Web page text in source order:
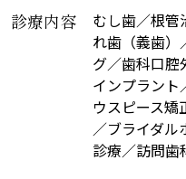
診療内容
むし歯／根管
れ歯（義歯）
グ／歯科口腔
インプラント
ウスピース
／ブライダル
診療／訪問歯